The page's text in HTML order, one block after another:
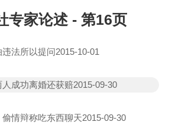
专家论述 - 第16页
法所以提问2015-10-01
成功离婚还获赔2015-09-30
情辩称吃东西聊天2015-09-30